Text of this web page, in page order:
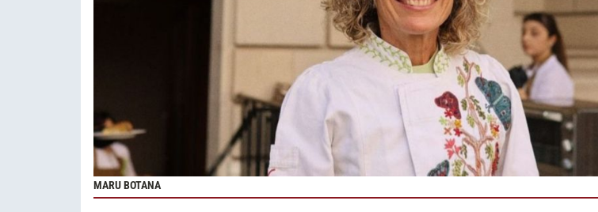
MARU BOTANA